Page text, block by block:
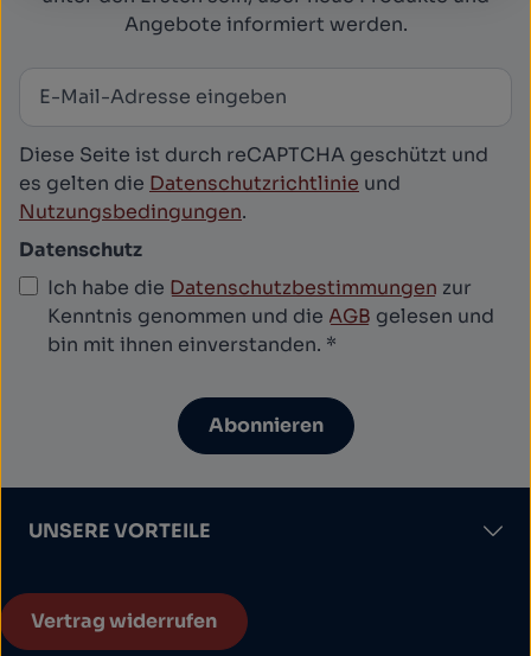
Angebote informiert werden.
Newsletter abonnieren
Diese Seite ist durch reCAPTCHA geschützt und
es gelten die Datenschutzrichtlinie und
Nutzungsbedingungen.
Datenschutz
Ich habe die Datenschutzbestimmungen zur
Kenntnis genommen und die AGB gelesen und
bin mit ihnen einverstanden. *
Abonnieren
UNSERE VORTEILE
Vertrag widerrufen